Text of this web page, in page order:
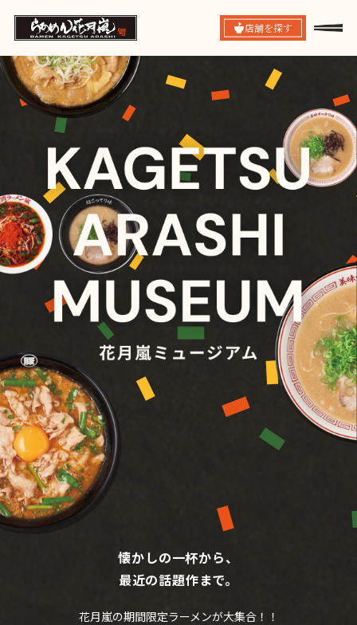
店舗を探す
懐かしの一杯から、
最近の話題作まで。
花月嵐の期間限定ラーメンが大集合！！